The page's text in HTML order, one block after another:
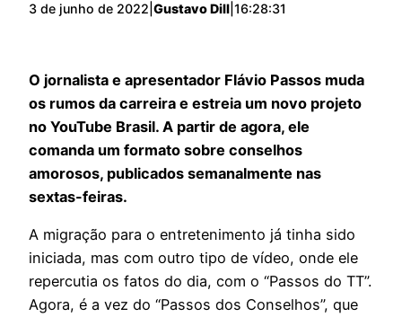
3 de junho de 2022 Gustavo Dill 16:28:31
O jornalista e apresentador Flávio Passos muda
os rumos da carreira e estreia um novo projeto
no YouTube Brasil. A partir de agora, ele
comanda um formato sobre conselhos
amorosos, publicados semanalmente nas
sextas-feiras.
A migração para o entretenimento já tinha sido
iniciada, mas com outro tipo de vídeo, onde ele
repercutia os fatos do dia, com o “Passos do TT”.
Agora, é a vez do “Passos dos Conselhos”, que